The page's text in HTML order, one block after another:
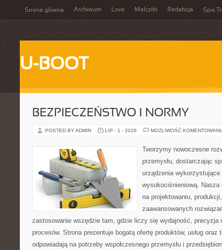
Strona główna Archiwum Love Malcziki Redakcja Spis
U-BOOT
BEZPIECZEŃSTWO I NORMY
POSTED BY ADMIN LIP - 1 - 2026 MOŻLIWOŚĆ
Tworzymy nowoczesne
przemysłu, dostarczając
urządzenia wykorzystujące
wysokociśnieniową. Nasza
na projektowaniu,
zaawansowanych
zastosowanie wszędzie tam, gdzie liczy się wydajność, precyzja
procesów. Strona prezentuje bogatą ofertę produktów, usług oraz
odpowiadają na potrzeby współczesnego przemysłu i